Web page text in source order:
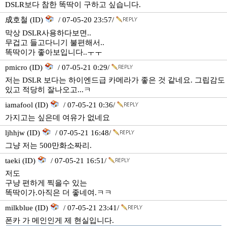
DSLR보다 참한 똑딱이 구하고 싶습니다.
成호철 (ID)
/ 07-05-20 23:57/
막상 DSLR사용하다보면..
무겁고 들고다니기 불편해서..
똑딱이가 좋아보입니다..ㅜㅜ
pmicro (ID)
/ 07-05-21 0:29/
저는 DSLR 보다는 하이엔드급 카메라가 좋은 것 같네요. 그립감도
있고 적당히 잘나오고...ㅋ
iamafool (ID)
/ 07-05-21 0:36/
가지고는 싶은데 여유가 없네요
ljhhjw (ID)
/ 07-05-21 16:48/
그냥 저는 500만화소짜리.
taeki (ID)
/ 07-05-21 16:51/
저도
구냥 편하게 찍을수 있는
똑딱이가.아직은 더 좋네여.ㅋㅋ
milkblue (ID)
/ 07-05-21 23:41/
폰카 가 메인인게 제 현실입니다.